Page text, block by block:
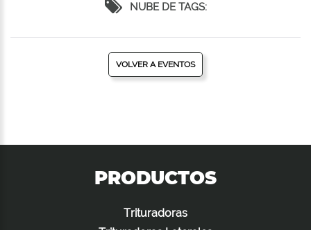
NUBE DE TAGS:
VOLVER A EVENTOS
PRODUCTOS
Trituradoras